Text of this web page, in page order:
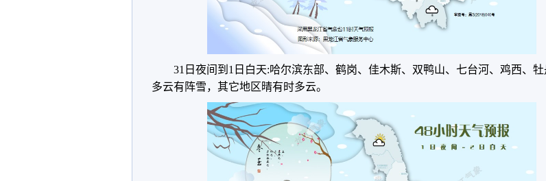
31日夜间到1日白天:哈尔滨东部、鹤岗、佳木斯、双鸭山、七台河、鸡西、牡
多云有阵雪，其它地区晴有时多云。